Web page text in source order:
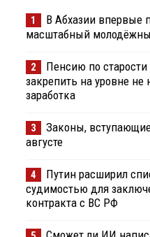
1
В Абхазии впервые
масштабный
2
Пенсию по
закрепить на уровне не
заработка
3
Законы,
августе
4
Путин расширил
судимостью для
контракта с ВС РФ